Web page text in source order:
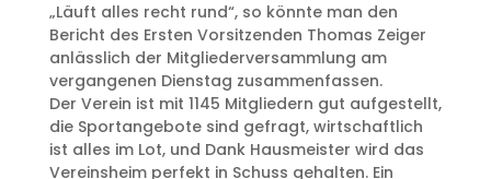
„Läuft alles recht rund“, so könnte man den
Bericht des Ersten Vorsitzenden Thomas Zeiger
anlässlich der Mitgliederversammlung am
vergangenen Dienstag zusammenfassen.
Der Verein ist mit 1145 Mitgliedern gut aufgestellt,
die Sportangebote sind gefragt, wirtschaftlich
ist alles im Lot, und Dank Hausmeister wird das
Vereinsheim perfekt in Schuss gehalten. Ein